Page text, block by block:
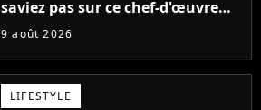
saviez pas sur ce chef-d'œuvre
qui a révolutionné YouTube
9 août 2026
LIFESTYLE